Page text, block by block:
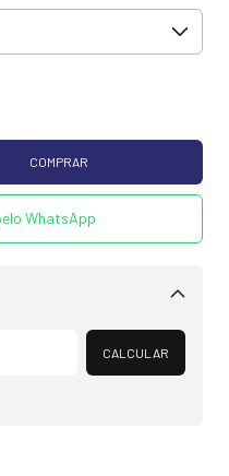
WhatsApp
Alterar CEP
CALCULAR